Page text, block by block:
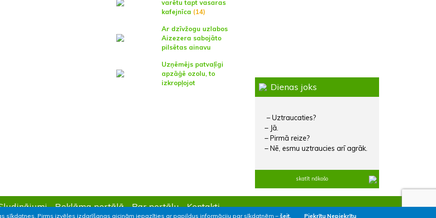
sīkdatnes. Pirms izvēles izdarīšanas aicinām iepazīties ar papildus informāciju par sīkdatnēm – šeit. Piekrītu Nepiekrītu
varētu tapt vasaras
kafejnīca (14)
Ar dzīvžogu uzlabos
Aizezera sabojāto
pilsētas ainavu
Uzņēmējs patvaļīgi
apzāģē ozolu, to
izkropļojot
Dienas joks
– Uztraucaties?
– Jā.
– Pirmā reize?
– Nē, esmu uztraucies arī agrāk.
skatīt nākošo
Reklāma portālā Par portālu Kontakti